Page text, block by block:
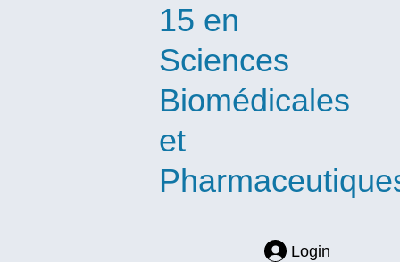
15 en
Sciences
Biomédicales
et
Login